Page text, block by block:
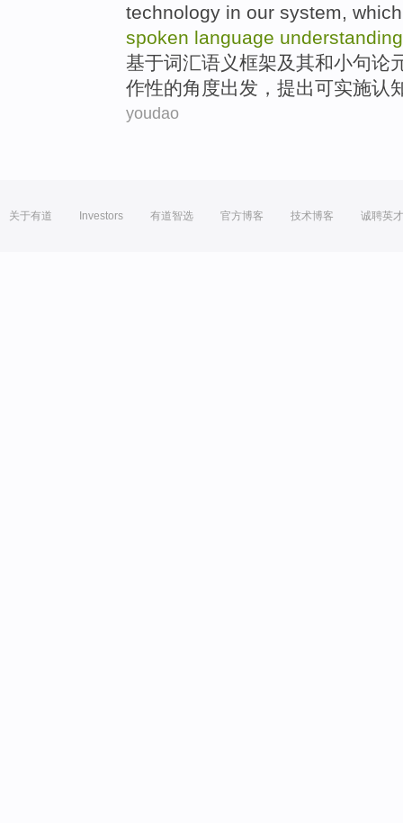
technology in our system
spoken language understanding
基于词汇语义框架及其和小句论
作性的角度出发， 提出可实施认
youdao
关于有道 Investors 有道智选 官方博客 技术博客 诚聘英才